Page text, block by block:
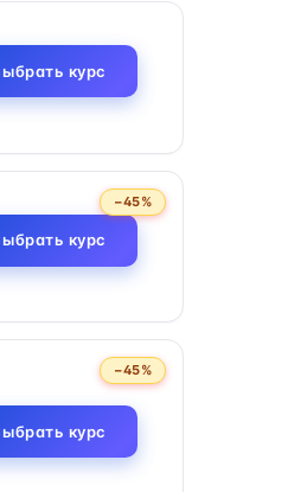
курс
−45%
курс
−45%
курс